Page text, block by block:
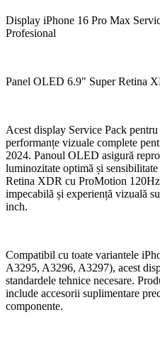
Display iPhone 16 Pro Max
Profesional
Panel OLED 6.9" Super Retina
Acest display Service Pack
performanțe vizuale complete
2024. Panoul OLED asigură
luminozitate optimă și
Retina XDR cu ProMotion 120Hz
impecabilă și experiență vizuală
inch.
Compatibil cu toate variantele
A3295, A3296, A3297), acest
standardele tehnice necesare.
include accesorii suplimentare
componente.